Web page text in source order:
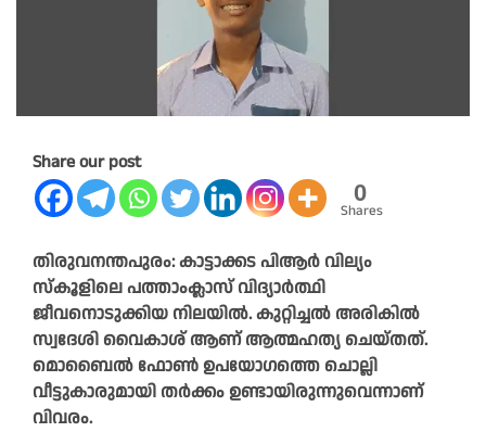
Share our post
0
Shares
തിരുവനന്തപുരം: കാട്ടാക്കട പിആര്‍ വില്യം
സ്‌കൂളിലെ പത്താംക്ലാസ് വിദ്യാര്‍ത്ഥി
ജീവനൊടുക്കിയ നിലയില്‍. കുറ്റിച്ചല്‍ അരികില്‍
സ്വദേശി വൈകാശ് ആണ് ആത്മഹത്യ ചെയ്തത്.
മൊബൈല്‍ ഫോണ്‍ ഉപയോഗത്തെ ചൊല്ലി
വീട്ടുകാരുമായി തര്‍ക്കം ഉണ്ടായിരുന്നുവെന്നാണ്
വിവരം.